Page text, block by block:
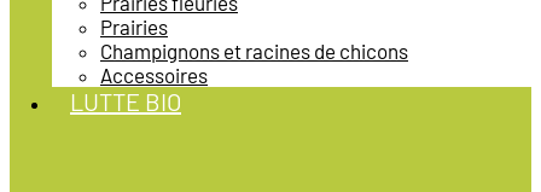
Prairies
Champignons et racines de chicons
Accessoires
LUTTE BIO